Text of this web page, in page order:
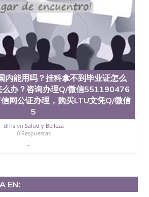
内能用吗？挂科拿不到毕业证怎么
么办？咨询办理Q/微信551190476
网公证办理，购买LTU文凭Q/微信
5
dfnsen Salud y Belleza
0 Respuestas
...
EN: